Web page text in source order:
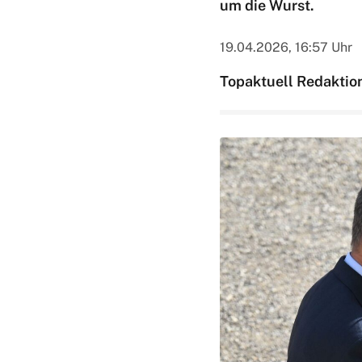
um die Wurst.
19.04.2026, 16:57 Uhr
Topaktuell